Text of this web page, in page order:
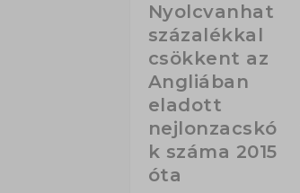
Nyolcvanhat
százalékkal
csökkent az
Angliában
eladott
nejlonzacskó
k száma 2015
óta